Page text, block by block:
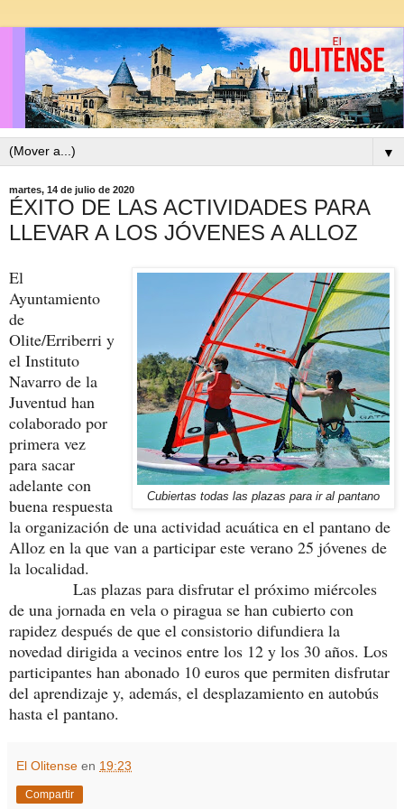
▼
martes, 14 de julio de 2020
ÉXITO DE LAS ACTIVIDADES PARA
LLEVAR A LOS JÓVENES A ALLOZ
Cubiertas todas las plazas para ir al pantano
El
Ayuntamiento
de
Olite/Erriberri y
el Instituto
Navarro de la
Juventud han
colaborado por
primera vez
para sacar
adelante con
buena respuesta
la organización de una actividad acuática en el pantano de
Alloz en la que van a participar este verano 25 jóvenes de
la localidad.
Las plazas para disfrutar el próximo miércoles
de una jornada en vela o piragua se han cubierto con
rapidez después de que el consistorio difundiera la
novedad dirigida a vecinos entre los 12 y los 30 años. Los
participantes han abonado 10 euros que permiten disfrutar
del aprendizaje y, además, el desplazamiento en autobús
hasta el pantano.
El Olitense en 19:23
Compartir